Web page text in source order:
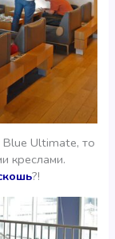
Blue Ultimate, то
креслами.
?!